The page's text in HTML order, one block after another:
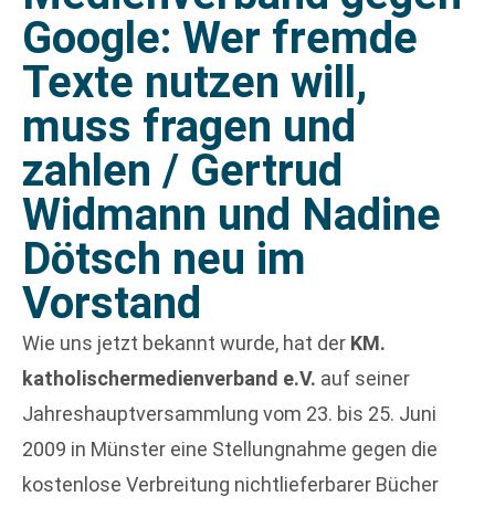
Google: Wer fremde
Texte nutzen will,
muss fragen und
zahlen / Gertrud
Widmann und Nadine
Dötsch neu im
Vorstand
Wie uns jetzt bekannt wurde, hat der KM.
katholischermedienverband e.V. auf seiner
Jahreshauptversammlung vom 23. bis 25. Juni
2009 in Münster eine Stellungnahme gegen die
kostenlose Verbreitung nichtlieferbarer Bücher